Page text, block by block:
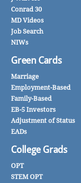
Conrad 30
MD Videos
Job Search
NIWs
Green Cards
Marriage
Employment-Based
Family-Based
EB-5 Investors
Adjustment of Status
EADs
College Grads
OPT
STEM OPT